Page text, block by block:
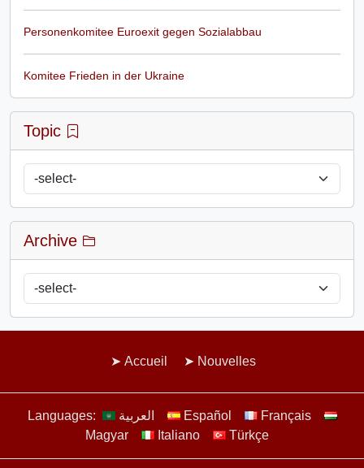
Personenkomitee Euroexit gegen Sozialabbau
Komitee Frieden in der Ukraine
Topic
Archive
Accueil Nouvelles
Languages: العربية Español
Français
Magyar
Italiano Türkçe